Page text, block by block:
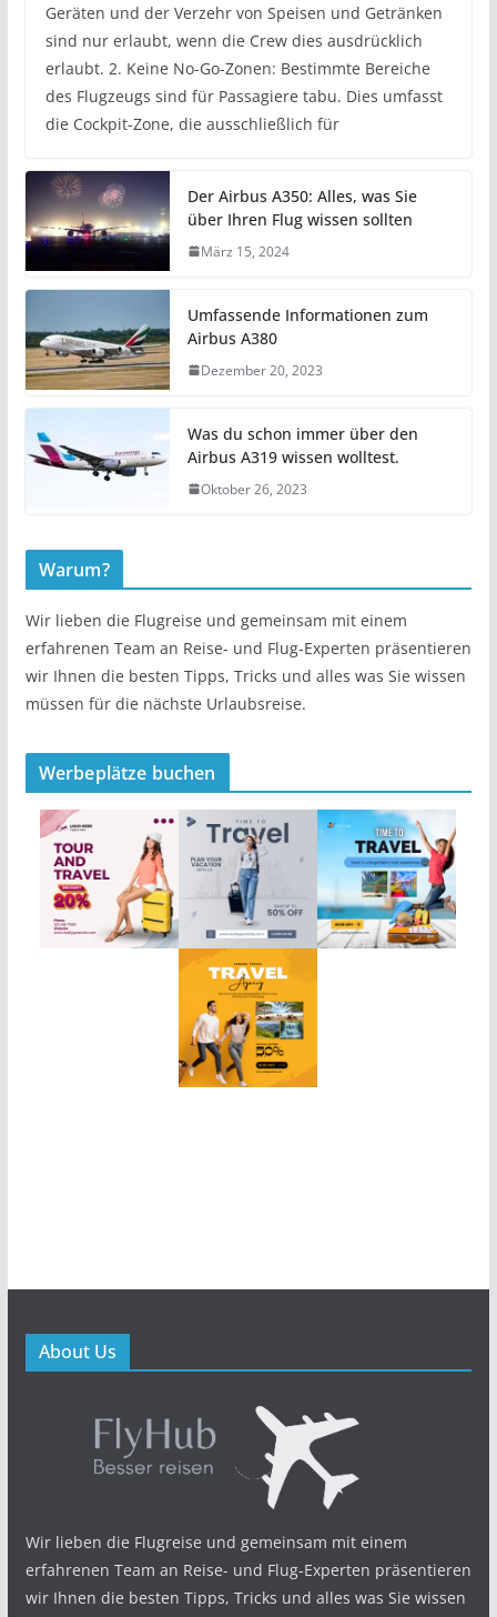
Geräten und der Verzehr von Speisen und Getränken
sind nur erlaubt, wenn die Crew dies ausdrücklich
erlaubt. 2. Keine No-Go-Zonen: Bestimmte Bereiche
des Flugzeugs sind für Passagiere tabu. Dies umfasst
die Cockpit-Zone, die ausschließlich für
Der Airbus A350: Alles, was Sie
über Ihren Flug wissen sollten
März 15, 2024
Umfassende Informationen zum
Airbus A380
Dezember 20, 2023
Was du schon immer über den
Airbus A319 wissen wolltest.
Oktober 26, 2023
Warum?
Wir lieben die Flugreise und gemeinsam mit einem
erfahrenen Team an Reise- und Flug-Experten präsentieren
wir Ihnen die besten Tipps, Tricks und alles was Sie wissen
müssen für die nächste Urlaubsreise.
Werbeplätze buchen
About Us
Wir lieben die Flugreise und gemeinsam mit einem
erfahrenen Team an Reise- und Flug-Experten präsentieren
wir Ihnen die besten Tipps, Tricks und alles was Sie wissen